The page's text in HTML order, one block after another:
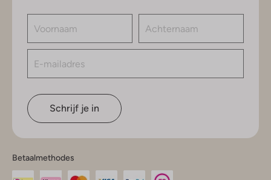
Schrijf je in
Betaalmethodes